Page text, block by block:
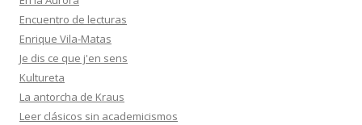
Encuentro de lecturas
Enrique Vila-Matas
Je dis ce que j'en sens
Kultureta
La antorcha de Kraus
Leer clásicos sin academicismos